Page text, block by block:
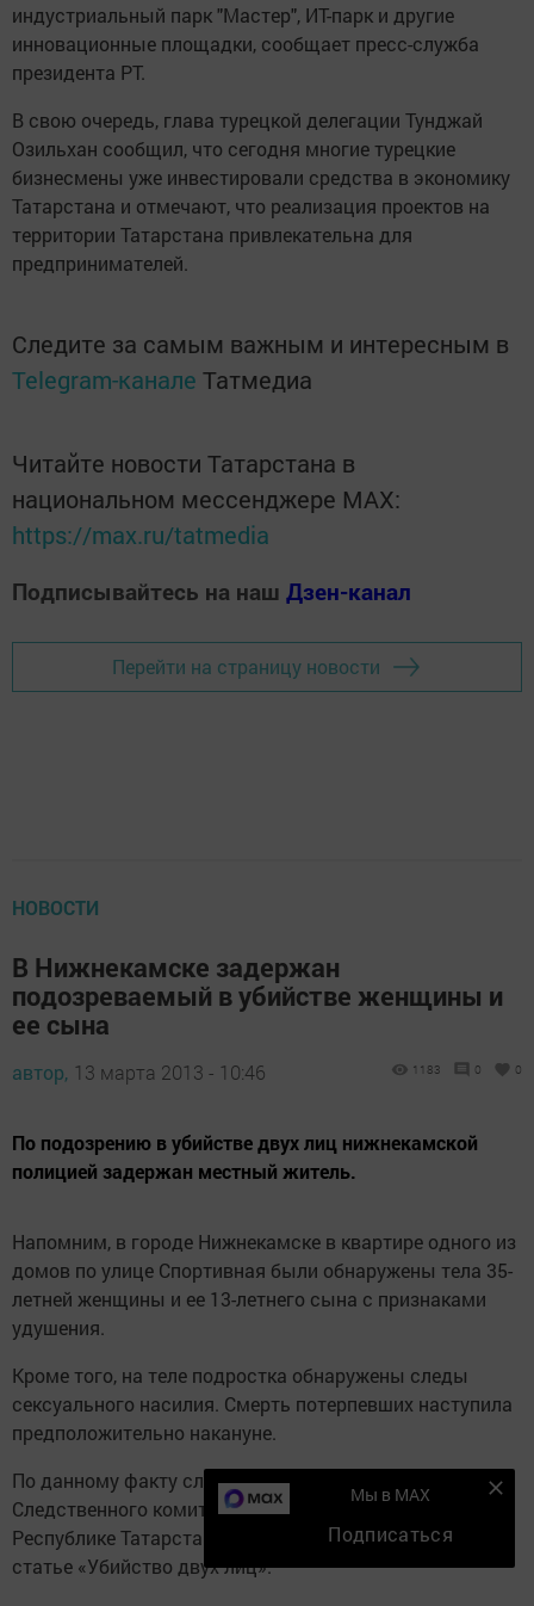
индустриальный парк "Мастер", ИТ-парк и другие
инновационные площадки, сообщает пресс-служба
президента РТ.
В свою очередь, глава турецкой делегации Тунджай
Озильхан сообщил, что сегодня многие турецкие
бизнесмены уже инвестировали средства в экономику
Татарстана и отмечают, что реализация проектов на
территории Татарстана привлекательна для
предпринимателей.
Следите за самым важным и интересным в
Telegram-канале Татмедиа
Читайте новости Татарстана в
национальном мессенджере MАХ:
https://max.ru/tatmedia
Подписывайтесь на наш Дзен-канал
Перейти на страницу новости
НОВОСТИ
В Нижнекамске задержан
подозреваемый в убийстве женщины и
ее сына
автор, 13 марта 2013 - 10:46 1183 0 0
По подозрению в убийстве двух лиц нижнекамской
полицией задержан местный житель.
Напомним, в городе Нижнекамске в квартире одного из
домов по улице Спортивная были обнаружены тела 35-
летней женщины и ее 13-летнего сына с признаками
удушения.
Кроме того, на теле подростка обнаружены следы
сексуального насилия. Смерть потерпевших наступила
предположительно накануне.
По данному факту следственными органами
Следственного комитета Российской Федерации по
Республике Татарстан возбуждено уголовное дело по
статье «Убийство двух лиц».
Мы в MAX
Подписаться